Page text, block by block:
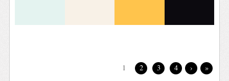
1 2 3 4 › »